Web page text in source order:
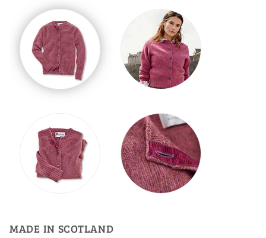
MADE IN SCOTLAND